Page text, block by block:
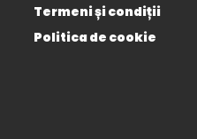
Termeni și condiții
Politica de cookie